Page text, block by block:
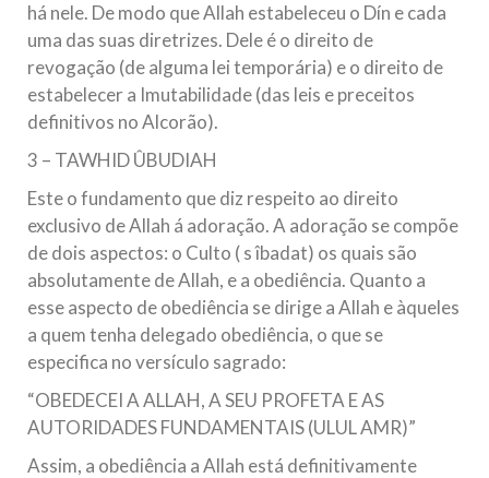
há nele. De modo que Allah estabeleceu o Dín e cada
uma das suas diretrizes. Dele é o direito de
revogação (de alguma lei temporária) e o direito de
estabelecer a Imutabilidade (das leis e preceitos
definitivos no Alcorão).
3 – TAWHID ÛBUDIAH
Este o fundamento que diz respeito ao direito
exclusivo de Allah á adoração. A adoração se compõe
de dois aspectos: o Culto ( s îbadat) os quais são
absolutamente de Allah, e a obediência. Quanto a
esse aspecto de obediência se dirige a Allah e àqueles
a quem tenha delegado obediência, o que se
especifica no versículo sagrado:
“OBEDECEI A ALLAH, A SEU PROFETA E AS
AUTORIDADES FUNDAMENTAIS (ULUL AMR)”
Assim, a obediência a Allah está definitivamente